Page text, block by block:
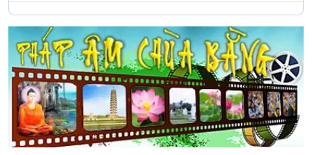
Hà Nội: Long trọng lễ khởi công xây
dựng Trung tâm văn hóa Phật giáo Thủ
đô
Hà Nội: Ngày tu học cuối cùng khép lại
khóa sinh hoạt Phật pháp mùa hè lần
thứ XIV tại chùa Bằng